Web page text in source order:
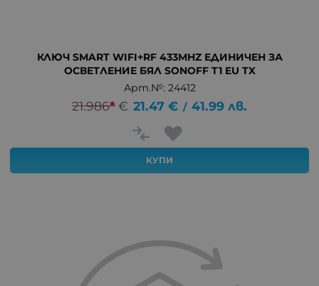
КЛЮЧ SMART WIFI+RF 433MHZ ЕДИНИЧЕН ЗА
ОСВЕТЛЕНИЕ БЯЛ SONOFF T1 EU TX
Арт.№: 24412
21.986*€ 21.47 € / 41.99 лв.
КУПИ